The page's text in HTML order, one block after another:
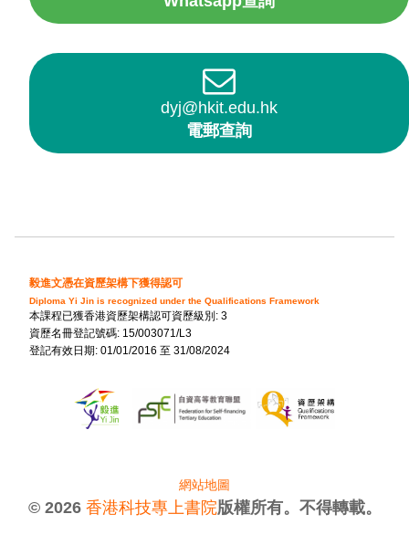
dyj@hkit.edu.hk
電郵查詢
毅進文憑在資歷架構下獲得認可
Diploma Yi Jin is recognized under the Qualifications Framework
本課程已獲香港資歷架構認可資歷級別: 3
資歷名冊登記號碼: 15/003071/L3
登記有效日期: 01/01/2016 至 31/08/2024
網站地圖
© 2026 香港科技專上書院版權所有。不得轉載。